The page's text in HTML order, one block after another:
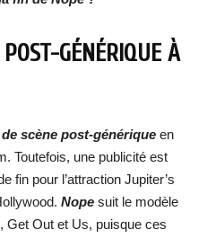
GÉNÉRIQUE À
scène post-générique en
Toutefois, une publicité est
fin pour l’attraction Jupiter’s
Nope suit le modèle
Get Out et Us, puisque ces